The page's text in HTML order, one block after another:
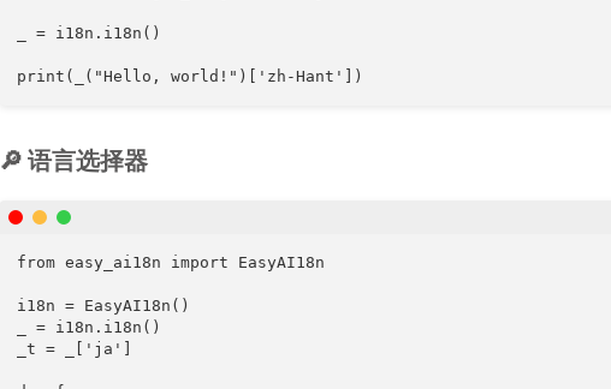
_ = i18n.i18n()
print(_("Hello, world!")['zh-Hant'])
🔎 语言选择器
from easy_ai18n import EasyAI18n
i18n = EasyAI18n()
_ = i18n.i18n()
_t = _['ja']